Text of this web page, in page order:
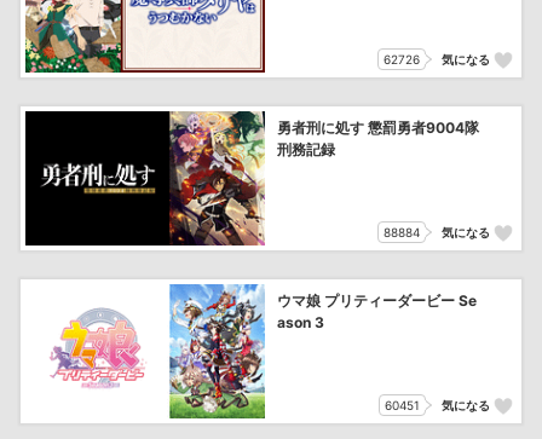
62726 気になる
勇者刑に処す 懲罰勇者9004隊
刑務記録
88884 気になる
ウマ娘 プリティーダービー Se
ason 3
60451 気になる